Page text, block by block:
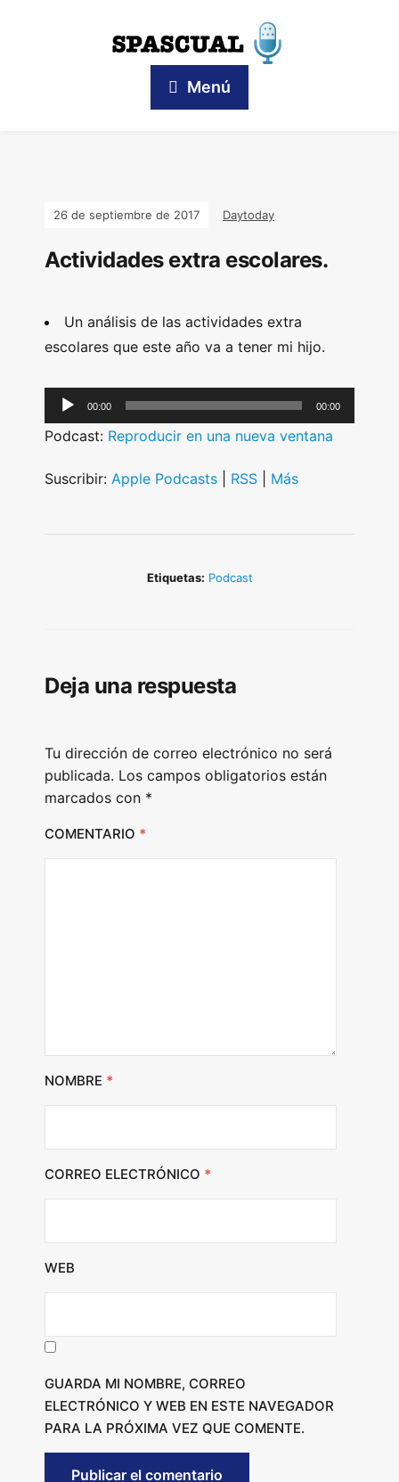
Menú
26 de septiembre de 2017 Daytoday
Actividades extra escolares.
Un análisis de las actividades extra
escolares que este año va a tener mi hijo.
u
i
00:00 00:00
Podcast: Reproducir en una nueva ventana
Suscribir: Apple Podcasts RSS Más
Etiquetas: Podcast
Deja una respuesta
Tu dirección de correo electrónico no será
publicada. Los campos obligatorios están
marcados con *
COMENTARIO *
NOMBRE *
CORREO ELECTRÓNICO *
WEB
GUARDA MI NOMBRE, CORREO
ELECTRÓNICO Y WEB EN ESTE NAVEGADOR
PARA LA PRÓXIMA VEZ QUE COMENTE.